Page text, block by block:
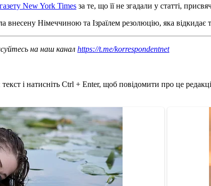
New York Times за те, що її не згадали у статті,
Німеччиною та Ізраїлем резолюцію, яка відкидає
на наш канал https://t.me/korrespondentnet
і натисніть Ctrl + Enter, щоб повідомити про це